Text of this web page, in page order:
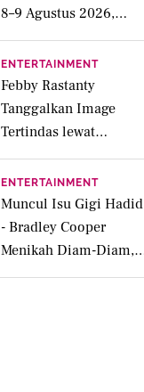
8–9 Agustus 2026,
Simak Jadwalnya
ENTERTAINMENT
Febby Rastanty
Tanggalkan Image
Tertindas lewat
Sinetron SCTV Biarkan
Hati Bicara
ENTERTAINMENT
Muncul Isu Gigi Hadid
- Bradley Cooper
Menikah Diam-Diam,
Dipicu Cincin Kawin